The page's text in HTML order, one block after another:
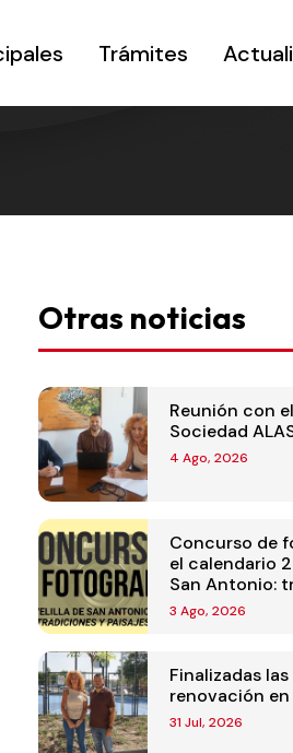
Trámites
Otras noticias
Reunión con
Sociedad
4 Ago, 2026
Concurso de
el calendario
San Antonio:
paisajes»
3 Ago, 2026
Finalizadas
renovación
31 Jul, 2026